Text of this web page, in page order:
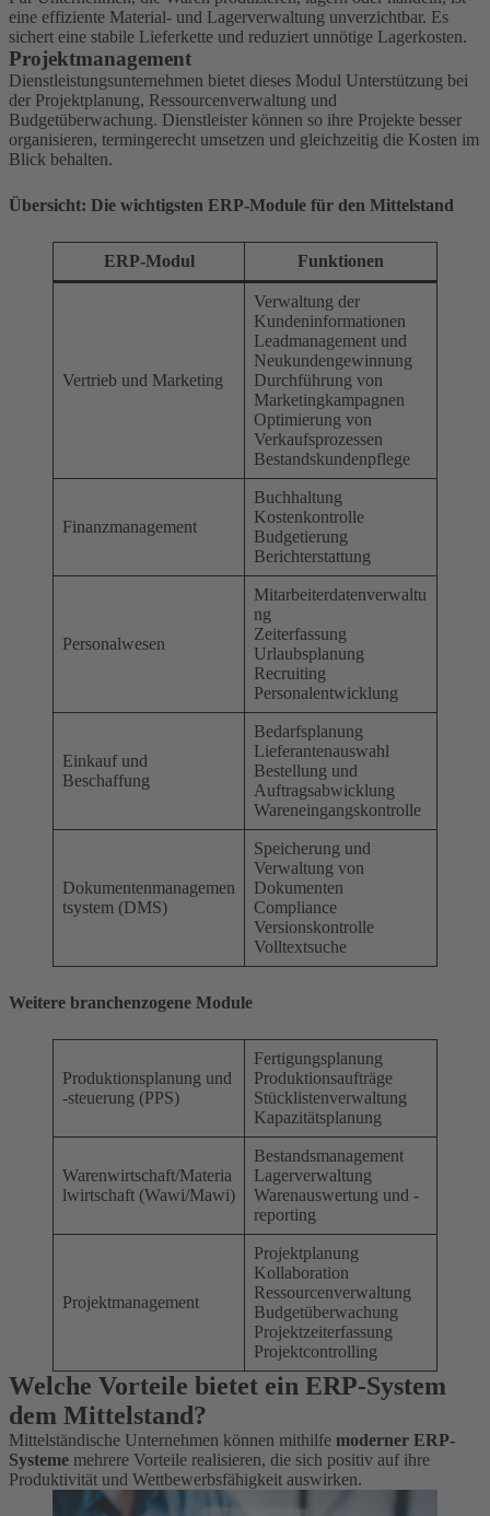
eine effiziente Material- und Lagerverwaltung unverzichtbar. Es
sichert eine stabile Lieferkette und reduziert unnötige Lagerkosten.
Projektmanagement
Dienstleistungsunternehmen bietet dieses Modul Unterstützung bei
der Projektplanung, Ressourcenverwaltung und
Budgetüberwachung. Dienstleister können so ihre Projekte besser
organisieren, termingerecht umsetzen und gleichzeitig die Kosten im
Blick behalten.
Übersicht: Die wichtigsten ERP-Module für den Mittelstand
ERP-Modul Funktionen
Vertrieb und Marketing
Verwaltung der
Kundeninformationen
Leadmanagement und
Neukundengewinnung
Durchführung von
Marketingkampagnen
Optimierung von
Verkaufsprozessen
Bestandskundenpflege
Finanzmanagement
Buchhaltung
Kostenkontrolle
Budgetierung
Berichterstattung
Personalwesen
Mitarbeiterdatenverwaltu
ng
Zeiterfassung
Urlaubsplanung
Recruiting
Personalentwicklung
Einkauf und
Beschaffung
Bedarfsplanung
Lieferantenauswahl
Bestellung und
Auftragsabwicklung
Wareneingangskontrolle
Dokumentenmanagemen
tsystem (DMS)
Speicherung und
Verwaltung von
Dokumenten
Compliance
Versionskontrolle
Volltextsuche
Weitere branchenzogene Module
Produktionsplanung und
-steuerung (PPS)
Fertigungsplanung
Produktionsaufträge
Stücklistenverwaltung
Kapazitätsplanung
Warenwirtschaft/Materia
lwirtschaft (Wawi/Mawi)
Bestandsmanagement
Lagerverwaltung
Warenauswertung und -
reporting
Projektmanagement
Projektplanung
Kollaboration
Ressourcenverwaltung
Budgetüberwachung
Projektzeiterfassung
Projektcontrolling
Welche Vorteile bietet ein ERP-System
dem Mittelstand?
Mittelständische Unternehmen können mithilfe moderner ERP-
Systeme mehrere Vorteile realisieren, die sich positiv auf ihre
Produktivität und Wettbewerbsfähigkeit auswirken.